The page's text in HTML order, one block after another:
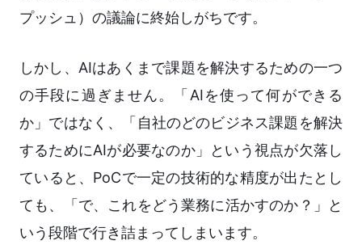
プッシュ）の議論に終始しがちです。
しかし、AIはあくまで課題を解決するための一つ
の手段に過ぎません。「AIを使って何ができる
か」ではなく、「自社のどのビジネス課題を解決
するためにAIが必要なのか」という視点が欠落し
ていると、PoCで一定の技術的な精度が出たとし
ても、「で、これをどう業務に活かすのか？」と
いう段階で行き詰まってしまいます。